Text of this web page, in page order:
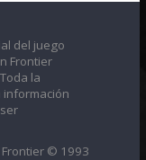
del juego
Frontier
la
Frontier © 1993